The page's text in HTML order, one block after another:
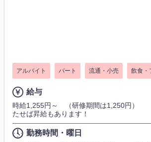
アルバイト パート 流通・小売 飲食・
給与
時給1,255円～ （研修期間は1,250円
たせば昇給もあります！
勤務時間・曜日